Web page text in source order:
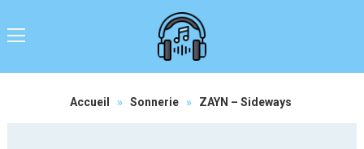
Accueil » Sonnerie » ZAYN – Sideways